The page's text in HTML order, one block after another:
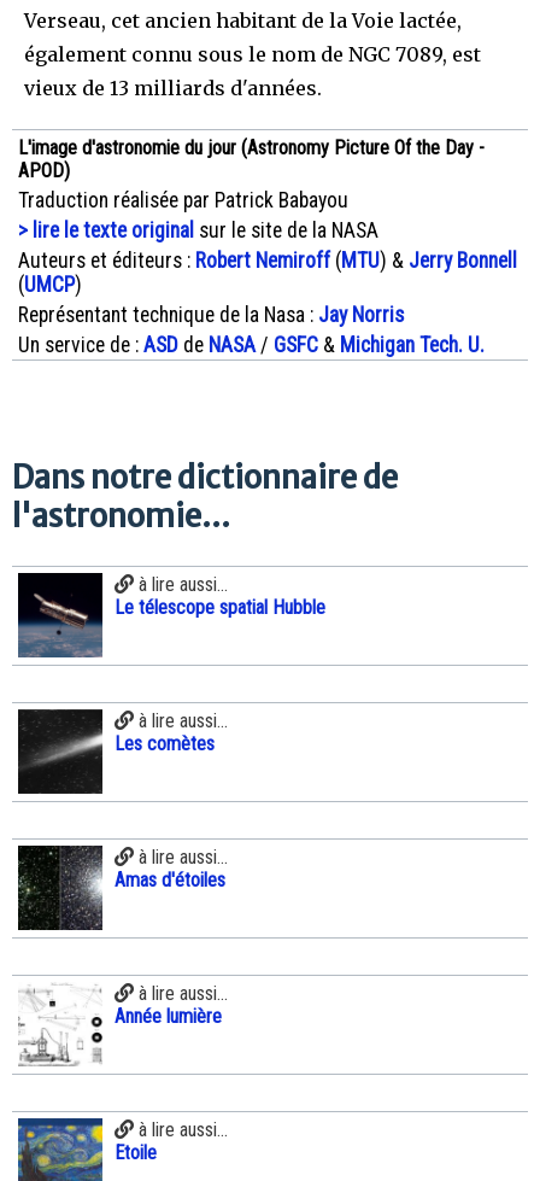
Verseau, cet ancien habitant de la Voie lactée,
également connu sous le nom de NGC 7089, est
vieux de 13 milliards d'années.
L'image d'astronomie du jour (Astronomy Picture Of the Day -
APOD)
Traduction réalisée par Patrick Babayou
> lire le texte original sur le site de la NASA
Auteurs et éditeurs : Robert Nemiroff(MTU) & Jerry Bonnell
(UMCP)
Représentant technique de la Nasa : Jay Norris
Un service de : ASD de NASA / GSFC & Michigan Tech. U.
Dans notre dictionnaire de
l'astronomie...
à lire aussi...
Le télescope spatial Hubble
à lire aussi...
Les comètes
à lire aussi...
Amas d'étoiles
à lire aussi...
Année lumière
à lire aussi...
Etoile